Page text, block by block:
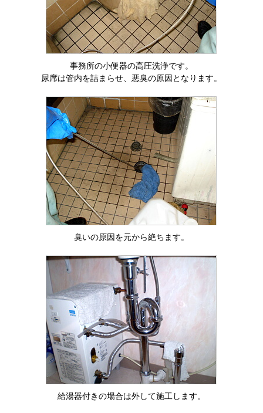
事務所の小便器の高圧洗浄です。
尿席は管内を詰まらせ、悪臭の原因となります。
臭いの原因を元から絶ちます。
給湯器付きの場合は外して施工します。